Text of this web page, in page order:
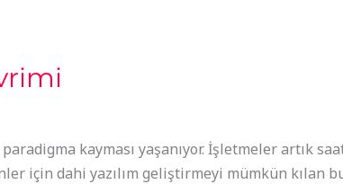
kayması yaşanıyor. İşletmeler artık
için dahi yazılım geliştirmeyi mümkün kılan